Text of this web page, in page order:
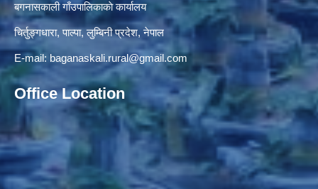
बगनासकाली गाँउपालिकाकाे कार्यालय
चिर्तुङ्गधारा, पाल्पा, लुम्बिनी प्रदेश, नेपाल
E-mail: baganaskali.rural@gmail.com
Office Location